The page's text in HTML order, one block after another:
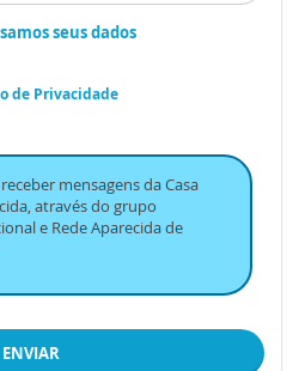
seus dados
de Privacidade
mensagens da Casa
através do grupo
e Rede Aparecida de
ENVIAR